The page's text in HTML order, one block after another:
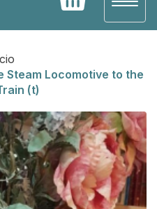
Steam Locomotive to the
(t)